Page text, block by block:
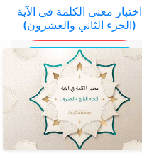
اختبار معنى الكلمة في الآية
(الجزء الثاني والعشرون)